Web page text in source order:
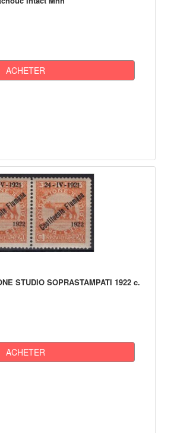
ACHETER
STUDIO SOPRASTAMPATI 1922 c.
ACHETER